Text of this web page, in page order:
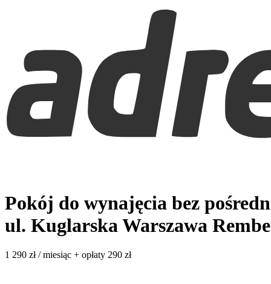
Pokój do wynajęcia bez
ul. Kuglarska Warszawa
1 290 zł / miesiąc + opłaty 290 zł